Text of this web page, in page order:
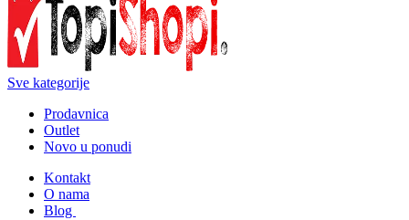
Sve kategorije
Prodavnica
Outlet
Novo u ponudi
Kontakt
O nama
Blog